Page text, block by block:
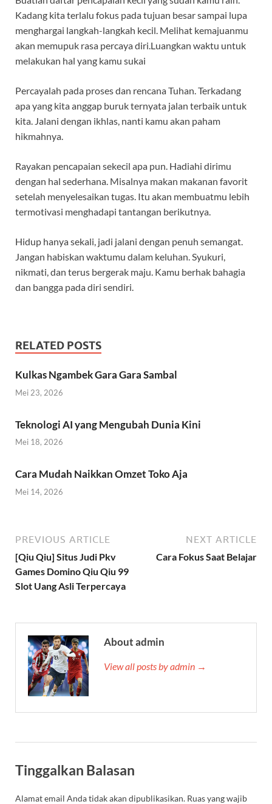
Kadang kita terlalu fokus pada tujuan besar sampai lupa
menghargai langkah-langkah kecil. Melihat kemajuanmu
akan memupuk rasa percaya diri.Luangkan waktu untuk
melakukan hal yang kamu sukai
Percayalah pada proses dan rencana Tuhan. Terkadang
apa yang kita anggap buruk ternyata jalan terbaik untuk
kita. Jalani dengan ikhlas, nanti kamu akan paham
hikmahnya.
Rayakan pencapaian sekecil apa pun. Hadiahi dirimu
dengan hal sederhana. Misalnya makan makanan favorit
setelah menyelesaikan tugas. Itu akan membuatmu lebih
termotivasi menghadapi tantangan berikutnya.
Hidup hanya sekali, jadi jalani dengan penuh semangat.
Jangan habiskan waktumu dalam keluhan. Syukuri,
nikmati, dan terus bergerak maju. Kamu berhak bahagia
dan bangga pada diri sendiri.
RELATED POSTS
Kulkas Ngambek Gara Gara Sambal
Mei 23, 2026
Teknologi AI yang Mengubah Dunia Kini
Mei 18, 2026
Cara Mudah Naikkan Omzet Toko Aja
Mei 14, 2026
PREVIOUS ARTICLE
[Qiu Qiu] Situs Judi Pkv
Games Domino Qiu Qiu 99
Slot Uang Asli Terpercaya
NEXT ARTICLE
Cara Fokus Saat Belajar
About admin
View all posts by admin →
Tinggalkan Balasan
Alamat email Anda tidak akan dipublikasikan. Ruas yang wajib